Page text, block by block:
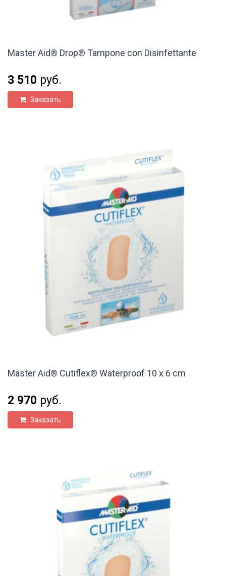
Master Aid® Drop® Tampone con Disinfettante
3 510 руб.
Заказать
Master Aid® Cutiflex® Waterproof 10 x 6 cm
2 970 руб.
Заказать